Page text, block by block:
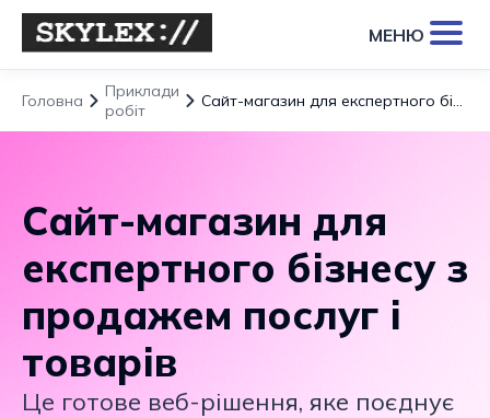
МЕНЮ
Головна
Приклади
робіт
Сайт-магазин для експертного бізнесу з продажем послуг і товарів
Сайт-магазин для
експертного бізнесу з
продажем послуг і
товарів
Це готове веб-рішення, яке поєднує